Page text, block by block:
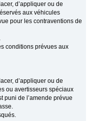
d’appliquer ou de
aux véhicules
pour les contraventions de
conditions prévues aux
d’appliquer ou de
ou avertisseurs spéciaux
puni de l’amende prévue